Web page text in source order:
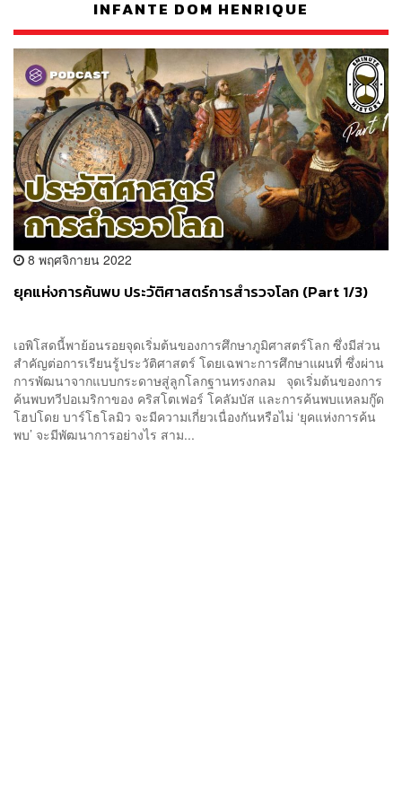
INFANTE DOM HENRIQUE
8 พฤศจิกายน 2022
ยุคแห่งการค้นพบ ประวัติศาสตร์การสำรวจโลก (Part 1/3)
เอพิโสดนี้พาย้อนรอยจุดเริ่มต้นของการศึกษาภูมิศาสตร์โลก ซึ่งมีส่วน
สำคัญต่อการเรียนรู้ประวัติศาสตร์ โดยเฉพาะการศึกษาแผนที่ ซึ่งผ่าน
การพัฒนาจากแบบกระดาษสู่ลูกโลกฐานทรงกลม จุดเริ่มต้นของการ
ค้นพบทวีปอเมริกาของ คริสโตเฟอร์ โคลัมบัส และการค้นพบแหลมกู๊ด
โฮปโดย บาร์โธโลมิว จะมีความเกี่ยวเนื่องกันหรือไม่ ‘ยุคแห่งการค้น
พบ’ จะมีพัฒนาการอย่างไร สาม...